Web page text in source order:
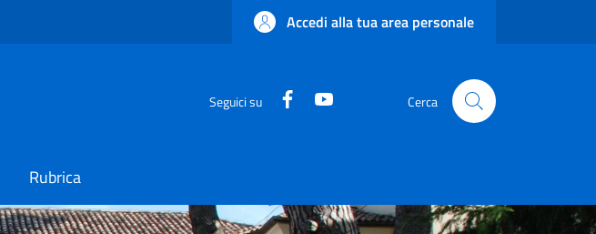
Accedi alla tua area personale
Seguici su Facebook Cerca
Rubrica